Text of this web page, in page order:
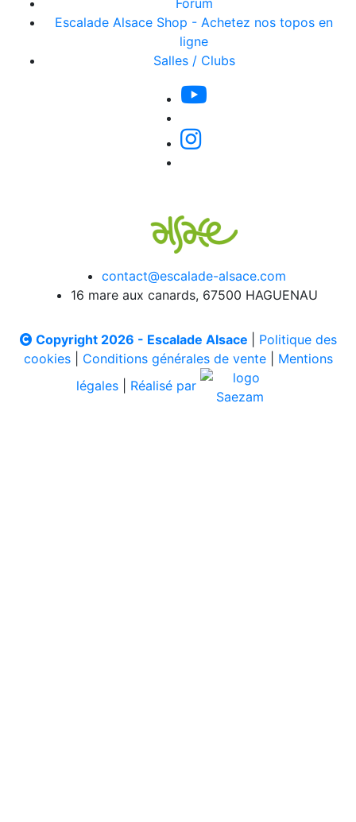
Forum
Escalade Alsace Shop - Achetez nos topos en
ligne
Salles / Clubs
contact@escalade-alsace.com
16 mare aux canards, 67500 HAGUENAU
Copyright 2026 - Escalade Alsace
Politique des
cookies| Conditions générales de vente| Mentions
légales
Réalisé par